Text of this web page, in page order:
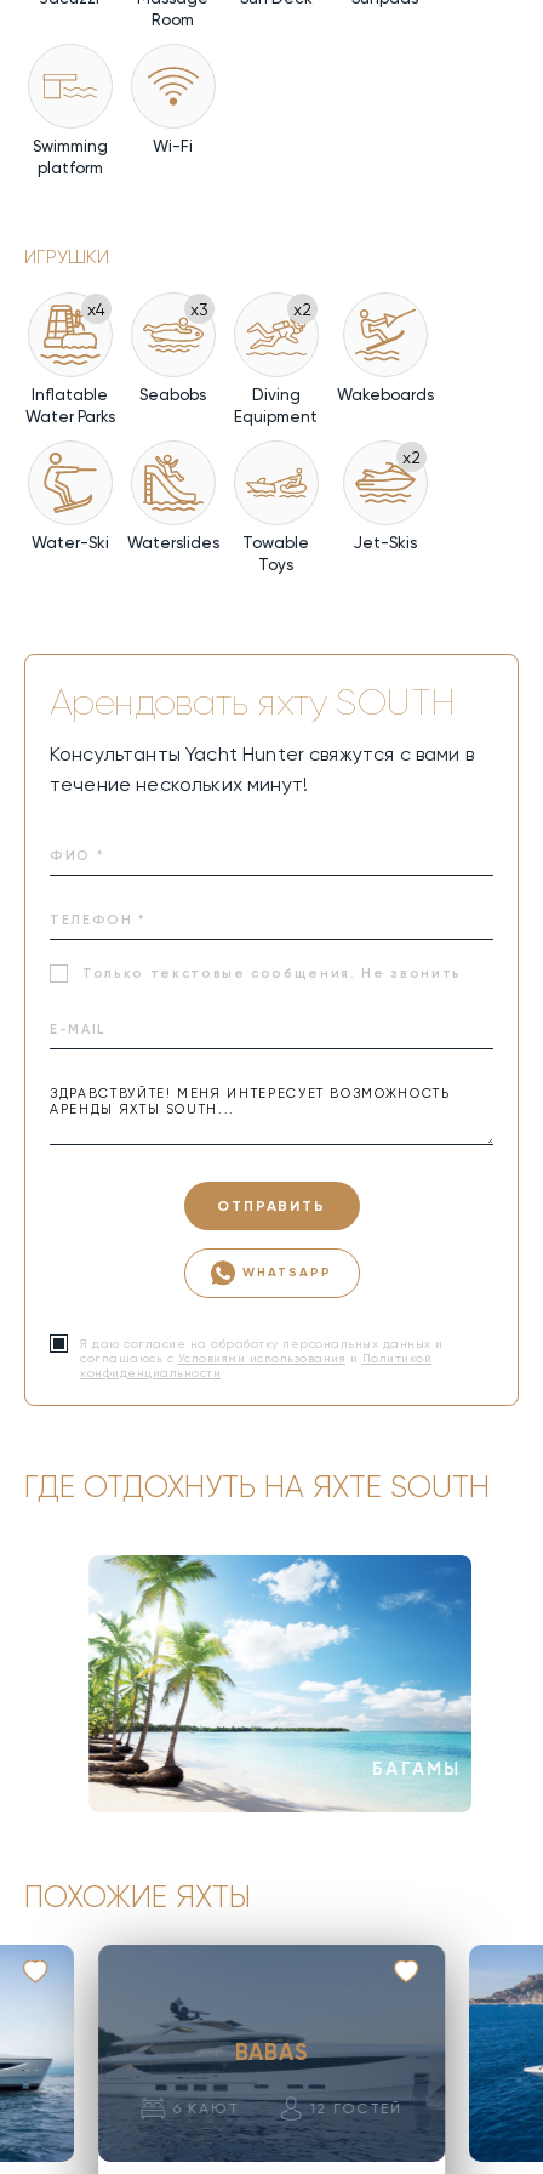
Room
Swimming
platform
Wi-Fi
ИГРУШКИ
x4
Inflatable
Water Parks
x3
Seabobs
x2
Diving
Equipment
Wakeboards
Water-Ski Waterslides
Towable
Toys
x2
Jet-Skis
Арендовать яхту SOUTH
Консультанты Yacht Hunter свяжутся с вами в
течение нескольких минут!
Только текстовые сообщения. Не звонить
ОТПРАВИТЬ
WHATSAPP
Я даю согласие на обработку персональных данных и
соглашаюсь с Условиями использования и Политикой
конфиденциальности
ГДЕ ОТДОХНУТЬ НА ЯХТЕ SOUTH
БАГАМЫ
ПОХОЖИЕ ЯХТЫ
6 КАЮТ 12 ГОСТЕЙ
BABAS